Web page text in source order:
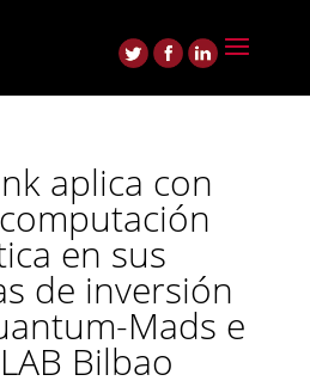
aplica con
en sus
de inversión
Mads e
Bilbao